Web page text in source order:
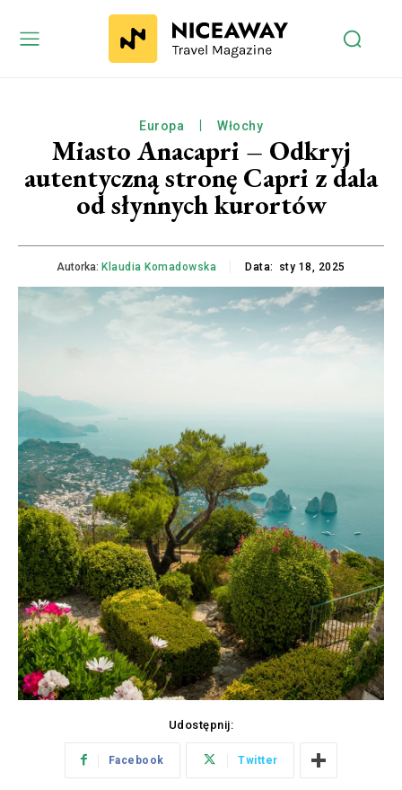
Europa Włochy
Miasto Anacapri – Odkryj
autentyczną stronę Capri z dala
od słynnych kurortów
Autorka: Klaudia Komadowska Data: sty 18, 2025
Udostępnij:
Facebook Twitter